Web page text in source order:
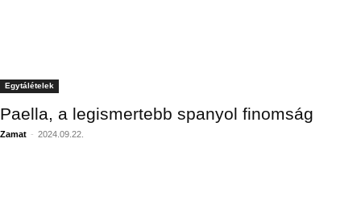
Egytálételek
Paella, a legismertebb spanyol finomság
Zamat - 2024.09.22.